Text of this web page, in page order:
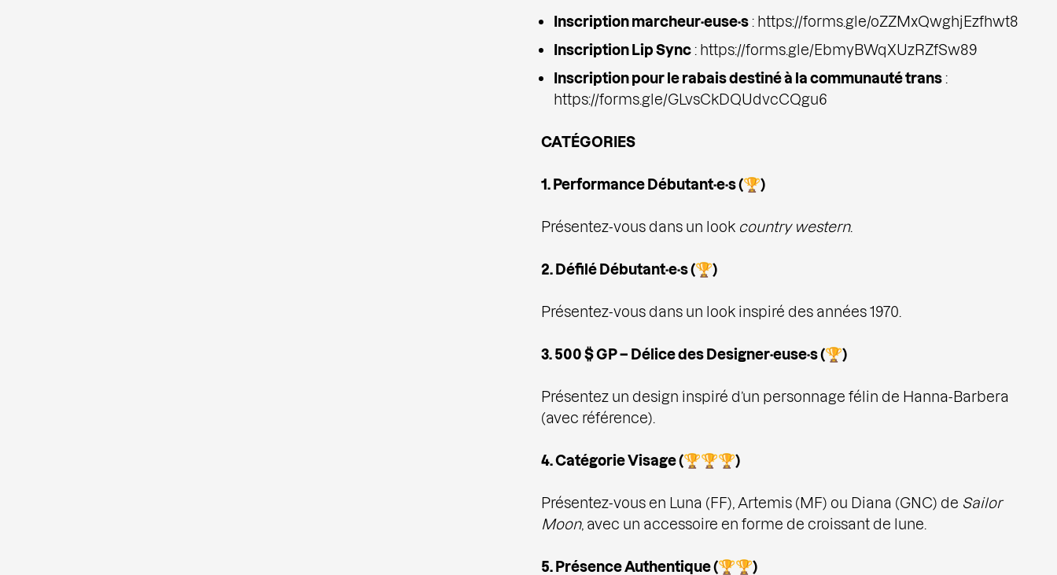
Inscription marcheur·euse·s : https://forms.gle/oZZMxQwghjEzfhwt8
Inscription Lip Sync : https://forms.gle/EbmyBWqXUzRZfSw89
Inscription pour le rabais destiné à la communauté trans :
https://forms.gle/GLvsCkDQUdvcCQgu6
CATÉGORIES
1. Performance Débutant·e·s (🏆)
Présentez-vous dans un look country western.
2. Défilé Débutant·e·s (🏆)
Présentez-vous dans un look inspiré des années 1970.
3. 500 $ GP – Délice des Designer·euse·s (🏆)
Présentez un design inspiré d’un personnage félin de Hanna-Barbera
(avec référence).
4. Catégorie Visage (🏆🏆🏆)
Présentez-vous en Luna (FF), Artemis (MF) ou Diana (GNC) de Sailor
Moon, avec un accessoire en forme de croissant de lune.
5. Présence Authentique (🏆🏆)